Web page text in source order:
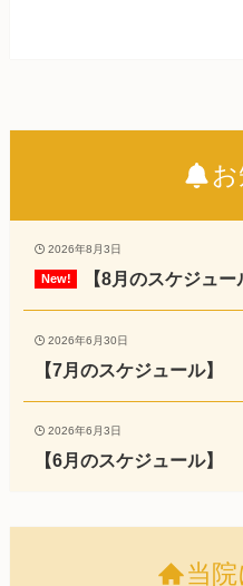
2026年8月3日
【8月のスケジュー
2026年6月30日
【7月のスケジュール】
2026年6月3日
【6月のスケジュール】
当